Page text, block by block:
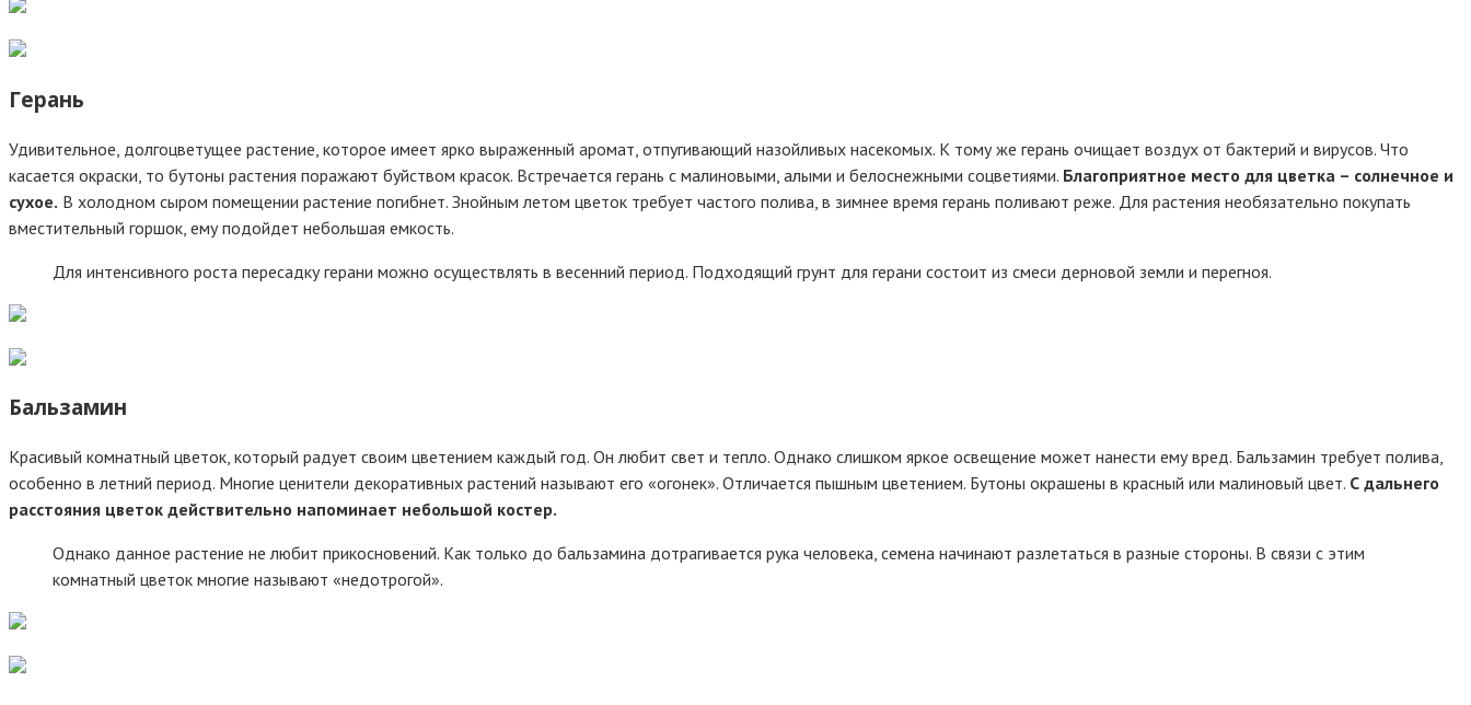
Герань
Удивительное, долгоцветущее растение, которое имеет ярко выраженный аромат, отпугивающий назойливых насекомых. К тому же герань очищает воздух от бактерий и вирусов. Что
касается окраски, то бутоны растения поражают буйством красок. Встречается герань с малиновыми, алыми и белоснежными соцветиями. Благоприятное место для цветка – солнечное и
сухое. В холодном сыром помещении растение погибнет. Знойным летом цветок требует частого полива, в зимнее время герань поливают реже. Для растения необязательно покупать
вместительный горшок, ему подойдет небольшая емкость.
Для интенсивного роста пересадку герани можно осуществлять в весенний период. Подходящий грунт для герани состоит из смеси дерновой земли и перегноя.
Бальзамин
Красивый комнатный цветок, который радует своим цветением каждый год. Он любит свет и тепло. Однако слишком яркое освещение может нанести ему вред. Бальзамин требует полива,
особенно в летний период. Многие ценители декоративных растений называют его «огонек». Отличается пышным цветением. Бутоны окрашены в красный или малиновый цвет. С дальнего
расстояния цветок действительно напоминает небольшой костер.
Однако данное растение не любит прикосновений. Как только до бальзамина дотрагивается рука человека, семена начинают разлетаться в разные стороны. В связи с этим
комнатный цветок многие называют «недотрогой».